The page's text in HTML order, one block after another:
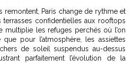
remontent, Paris change de rythme et
confidentielles aux rooftops
multiplie les refuges perchés où l’on
pour l’atmosphère, les assiettes
de soleil suspendus au-dessus
parfaitement l’évolution de la